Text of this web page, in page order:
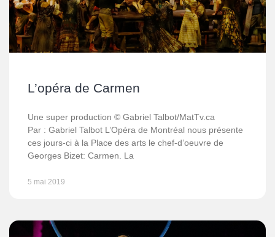
L’opéra de Carmen
Une super production © Gabriel Talbot/MatTv.ca
Par : Gabriel Talbot L’Opéra de Montréal nous présente
ces jours-ci à la Place des arts le chef-d’oeuvre de
Georges Bizet: Carmen. La
5 mai 2019